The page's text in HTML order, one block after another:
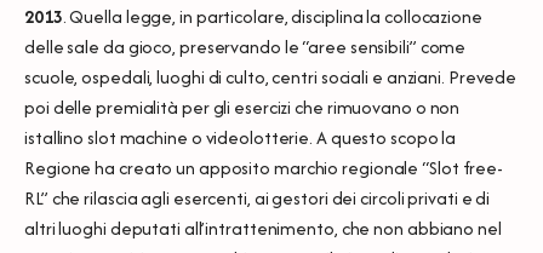
2013. Quella legge, in particolare, disciplina la collocazione
delle sale da gioco, preservando le “aree sensibili” come
scuole, ospedali, luoghi di culto, centri sociali e anziani. Prevede
poi delle premialità per gli esercizi che rimuovano o non
istallino slot machine o videolotterie. A questo scopo la
Regione ha creato un apposito marchio regionale “Slot free-
RL” che rilascia agli esercenti, ai gestori dei circoli privati e di
altri luoghi deputati all’intrattenimento, che non abbiano nel